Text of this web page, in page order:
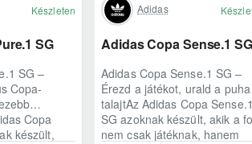
Készleten
SG
SG –
Copa-
Copa
készült,
Adidas
Adidas Copa Sense.1 SG
Adidas Copa Sense.1 SG –
Érezd a játékot, urald a puha
talajtAz Adidas Copa
SG azoknak készült, akik a
nem csak játéknak, hanem